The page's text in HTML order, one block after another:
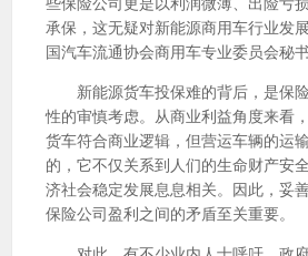
些保险公司更是以利润微薄、出险亏
承保，这无疑对新能源商用车行业发
国汽车流通协会商用车专业委员会秘
新能源货车投保难的背后，是保险
性的审慎考虑。从商业利益角度来看
货车符合商业逻辑，但营运车辆的运
的，它不仅关系到人们的生命财产安
济社会稳定发展息息相关。因此，妥
保险公司盈利之间的矛盾至关重要。